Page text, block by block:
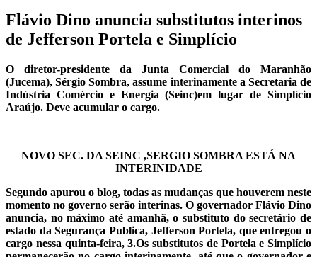
Flávio Dino anuncia substitutos interinos
de Jefferson Portela e Simplício
O diretor-presidente da Junta Comercial do Maranhão
(Jucema), Sérgio Sombra, assume interinamente a Secretaria de
Indústria Comércio e Energia (Seinc)em lugar de Simplício
Araújo. Deve acumular o cargo.
NOVO SEC. DA SEINC ,SERGIO SOMBRA ESTÁ NA
INTERINIDADE
Segundo apurou o blog, todas as mudanças que houverem neste
momento no governo serão interinas. O governador Flávio Dino
anuncia, no máximo até amanhã, o substituto do secretário de
estado da Segurança Publica, Jefferson Portela, que entregou o
cargo nessa quinta-feira, 3.Os substitutos de Portela e Simplício